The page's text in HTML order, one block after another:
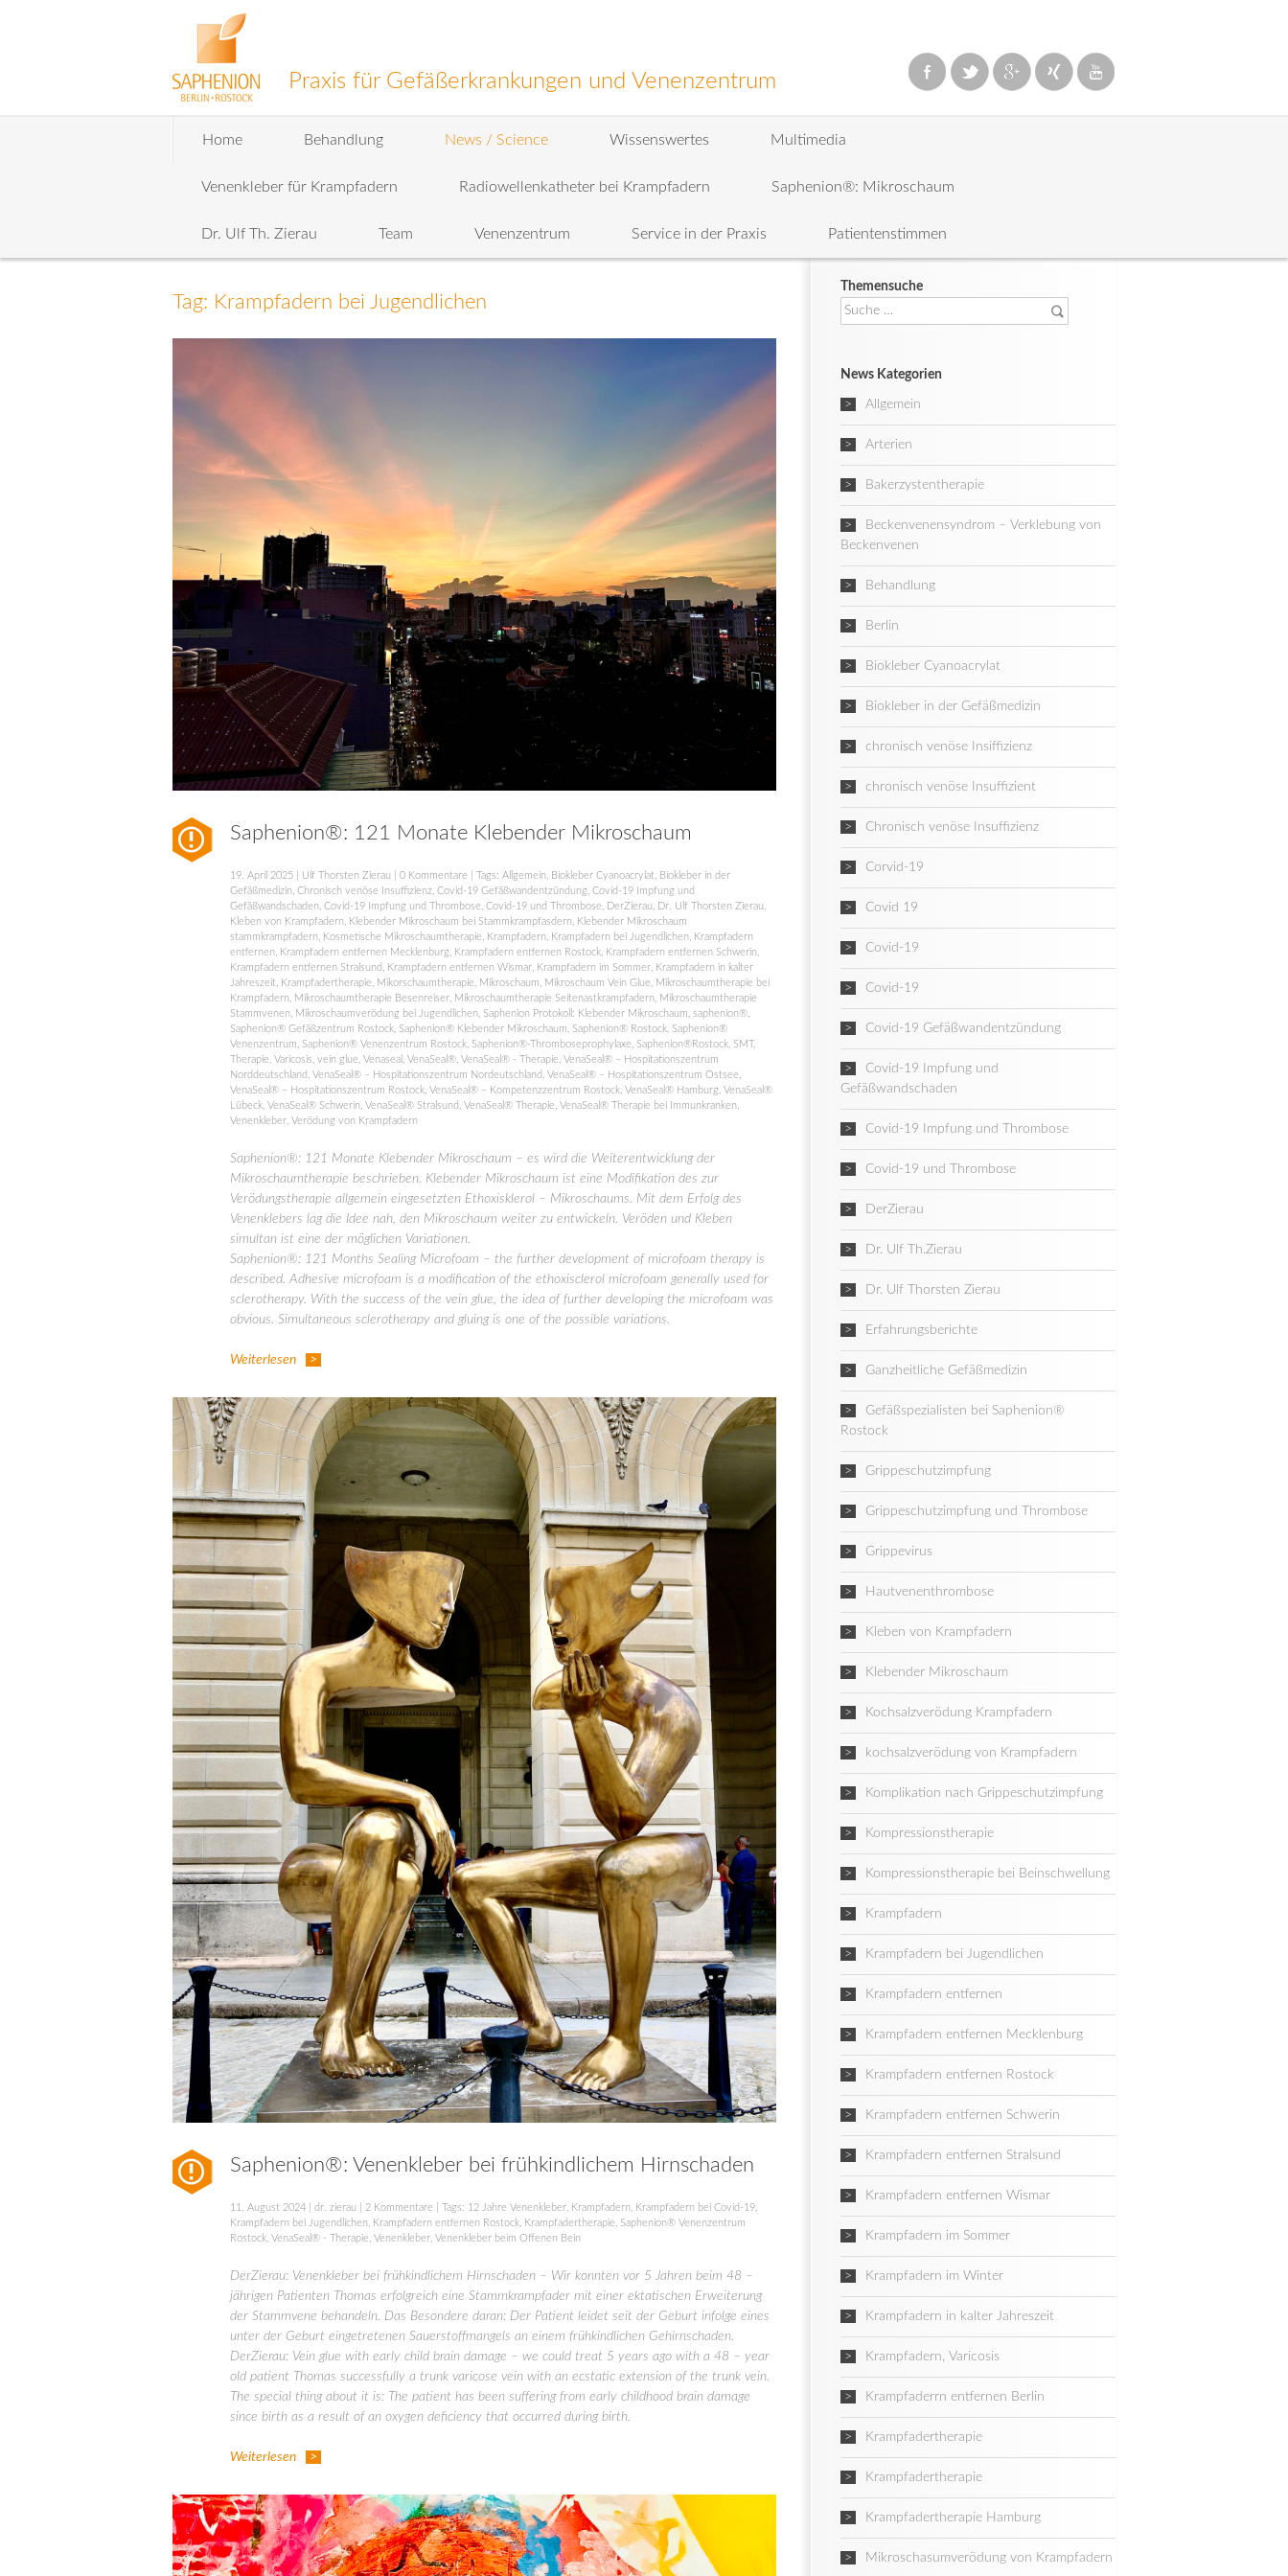
Praxis für Gefäßerkrankungen und Venenzentrum
Home Behandlung News / Science Wissenswertes Multimedia
Venenkleber für Krampfadern Radiowellenkatheter bei Krampfadern Saphenion®: Mikroschaum
Dr. Ulf Th. Zierau Team Venenzentrum Service in der Praxis Patientenstimmen
Tag: Krampfadern bei Jugendlichen
Saphenion®: 121 Monate Klebender Mikroschaum
19. April 2025 Ulf Thorsten Zierau 0 Kommentare | Tags: Allgemein Biokleber Cyanoacrylat
Biokleber in der
Gefäßmedizin Chronisch venöse Insuffizienz Covid-19 Gefäßwandentzündung Covid-19 Impfung und
Gefäßwandschaden Covid-19 Impfung und Thrombose Covid-19 und Thrombose DerZierau Dr. Ulf Thorsten Zierau
Kleben von Krampfadern
Klebender Mikroschaum bei Stammkrampfasdern
Klebender Mikroschaum
stammkrampfadern
Kosmetische Mikroschaumtherapie Krampfadern Krampfadern bei Jugendlichen
Krampfadern
entfernen
Krampfadern entfernen Mecklenburg Krampfadern entfernen Rostock Krampfadern entfernen Schwerin
Krampfadern entfernen Stralsund
Krampfadern entfernen Wismar Krampfadern im Sommer
Krampfadern in kalter
Jahreszeit
Krampfadertherapie Mikorschaumtherapie Mikroschaum Mikroschaum Vein Glue
Mikroschaumtherapie bei
Krampfadern Mikroschaumtherapie Besenreiser Mikroschaumtherapie Seitenastkrampfadern Mikroschaumtherapie
Stammvenen Mikroschaumverödung bei Jugendlichen Saphenion Protokoll: Klebender Mikroschaum saphenion®
Saphenion® Gefäßzentrum Rostock Saphenion® Klebender Mikroschaum Saphenion® Rostock Saphenion®
Venenzentrum
Saphenion® Venenzentrum Rostock Saphenion®-Thromboseprophylaxe Saphenion®Rostock SMT,
Therapie Varicosis vein glue Venaseal VenaSeal® VenaSeal® - Therapie VenaSeal® – Hospitationszentrum
Norddeutschland
VenaSeal® – Hospitationszentrum Nordeutschland VenaSeal® – Hospitationszentrum Ostsee
VenaSeal® – Hospitationszentrum Rostock VenaSeal® – Kompetenzzentrum Rostock VenaSeal® Hamburg VenaSeal®
Lübeck VenaSeal® Schwerin VenaSeal® Stralsund VenaSeal® Therapie VenaSeal® Therapie bei Immunkranken
Venenkleber Verödung von Krampfadern
Saphenion®: 121 Monate Klebender Mikroschaum – es wird die Weiterentwicklung der
Mikroschaumtherapie beschrieben. Klebender Mikroschaum ist eine Modifikation des zur
Verödungstherapie allgemein eingesetzten Ethoxisklerol – Mikroschaums. Mit dem Erfolg des
Venenklebers lag die Idee nah, den Mikroschaum weiter zu entwickeln. Veröden und Kleben
simultan ist eine der möglichen Variationen.
Saphenion®: 121 Months Sealing Microfoam – the further development of microfoam therapy is
described. Adhesive microfoam is a modification of the ethoxisclerol microfoam generally used for
sclerotherapy. With the success of the vein glue, the idea of further developing the microfoam was
obvious. Simultaneous sclerotherapy and gluing is one of the possible variations.
Weiterlesen
Saphenion®: Venenkleber bei frühkindlichem Hirnschaden
11. August 2024 dr. zierau 2 Kommentare | Tags: 12 Jahre Venenkleber, Krampfadern, Krampfadern bei Covid-19,
Krampfadern bei Jugendlichen, Krampfadern entfernen Rostock, Krampfadertherapie, Saphenion® Venenzentrum
Rostock, VenaSeal® - Therapie, Venenkleber, Venenkleber beim Offenen Bein
DerZierau: Venenkleber bei frühkindlichem Hirnschaden – Wir konnten vor 5 Jahren beim 48 –
jährigen Patienten Thomas erfolgreich eine Stammkrampfader mit einer ektatischen Erweiterung
der Stammvene behandeln. Das Besondere daran: Der Patient leidet seit der Geburt infolge eines
unter der Geburt eingetretenen Sauerstoffmangels an einem frühkindlichen Gehirnschaden.
DerZierau: Vein glue with early child brain damage – we could treat 5 years ago with a 48 – year
old patient Thomas successfully a trunk varicose vein with an ecstatic extension of the trunk vein.
The special thing about it is: The patient has been suffering from early childhood brain damage
since birth as a result of an oxygen deficiency that occurred during birth.
Weiterlesen
Themensuche
Suche
nach:
News Kategorien
Allgemein
Arterien
Bakerzystentherapie
Beckenvenensyndrom – Verklebung von
Beckenvenen
Behandlung
Berlin
Biokleber Cyanoacrylat
Biokleber in der Gefäßmedizin
chronisch venöse Insiffizienz
chronisch venöse Insuffizient
Chronisch venöse Insuffizienz
Corvid-19
Covid 19
Covid-19
Covid-19
Covid-19 Gefäßwandentzündung
Covid-19 Impfung und
Gefäßwandschaden
Covid-19 Impfung und Thrombose
Covid-19 und Thrombose
DerZierau
Dr. Ulf Th.Zierau
Dr. Ulf Thorsten Zierau
Erfahrungsberichte
Ganzheitliche Gefäßmedizin
Gefäßspezialisten bei Saphenion®
Rostock
Grippeschutzimpfung
Grippeschutzimpfung und Thrombose
Grippevirus
Hautvenenthrombose
Kleben von Krampfadern
Klebender Mikroschaum
Kochsalzverödung Krampfadern
kochsalzverödung von Krampfadern
Komplikation nach Grippeschutzimpfung
Kompressionstherapie
Kompressionstherapie bei Beinschwellung
Krampfadern
Krampfadern bei Jugendlichen
Krampfadern entfernen
Krampfadern entfernen Mecklenburg
Krampfadern entfernen Rostock
Krampfadern entfernen Schwerin
Krampfadern entfernen Stralsund
Krampfadern entfernen Wismar
Krampfadern im Sommer
Krampfadern im Winter
Krampfadern in kalter Jahreszeit
Krampfadern, Varicosis
Krampfaderrn entfernen Berlin
Krampfadertherapie
Krampfadertherapie
Krampfadertherapie Hamburg
Mikroschasumverödung von Krampfadern